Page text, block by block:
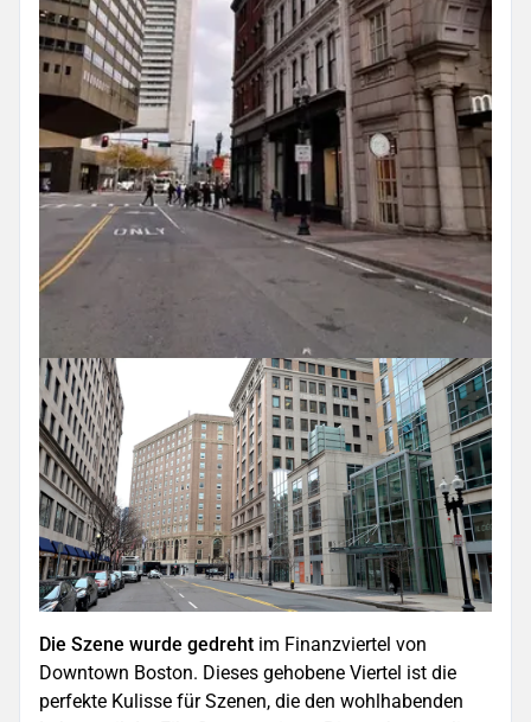
Die Szene wurde gedreht im Finanzviertel von
Downtown Boston. Dieses gehobene Viertel ist die
perfekte Kulisse für Szenen, die den wohlhabenden